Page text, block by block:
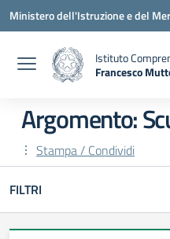
Vai ai contenuti
Vai al menu di navigazione
Vai al footer
Ministero dell'Istruzione e del
Istituto
Francesco
Argomento:
Stampa / Condividi
FILTRI